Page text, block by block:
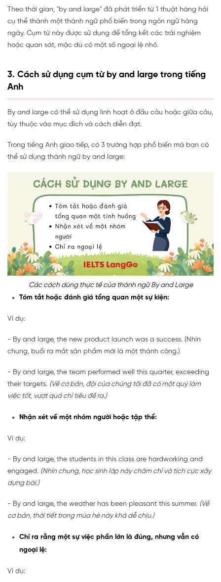
Theo thời gian, "by and large" đã phát triển từ 1 thuật hàng hải
cụ thể thành một thành ngữ phổ biến trong ngôn ngữ hàng
ngày. Cụm từ này được sử dụng để tổng kết các trải nghiệm
hoặc quan sát, mặc dù có một số ngoại lệ nhỏ.
3. Cách sử dụng cụm từ by and large trong tiếng
Anh
By and large có thể sử dụng linh hoạt ở đầu câu hoặc giữa câu,
tùy thuộc vào mục đích và cách diễn đạt.
Trong tiếng Anh giao tiếp, có 3 trường hợp phổ biến mà bạn có
thể sử dụng thành ngữ by and large:
Các cách dùng thực tế của thành ngữ By and Large
Tóm tắt hoặc đánh giá tổng quan một sự kiện:
Ví dụ:
- By and large, the new product launch was a success. (Nhìn
chung, buổi ra mắt sản phẩm mới là một thành công.)
- By and large, the team performed well this quarter, exceeding
their targets. (Về cơ bản, đội của chúng tôi đã có một quý làm
việc tốt, vượt quá chỉ tiêu đề ra.)
Nhận xét về một nhóm người hoặc tập thể:
Ví dụ:
- By and large, the students in this class are hardworking and
engaged. (Nhìn chung, học sinh lớp này chăm chỉ và tích cực xây
dựng bài.)
- By and large, the weather has been pleasant this summer. (Về
cơ bản, thời tiết trong mùa hè này khá dễ chịu.)
Chỉ ra rằng một sự việc phần lớn là đúng, nhưng vẫn có
ngoại lệ:
Ví dụ: